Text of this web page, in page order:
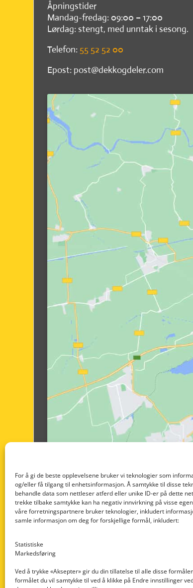
For å gi de beste opplevelsene bruker vi teknologier som
og/eller få tilgang til enhetsinformasjon. Å samtykke til disse
behandle data som nettleser atferd eller unike ID-er på dette
trekke tilbake samtykke kan ha negativ innvirkning på visse
våre forretningspartnere bruker teknologier, inkludert
samle informasjon om deg for forskjellige formål, inkludert:
Statistiske
Markedsføring
Ved å trykke «Aksepter» gir du din tillatelse til alle disse
formålet du vil samtykke til ved å klikke på Endre innstillinger
Åpningstider
Mandag-fredag: 09:00 – 17:00
Lørdag: stengt, med unntak i sesong.
Telefon: 55 52 52 00
Epost: post@dekkogdeler.com
Nedre Nøttveit 60, 5238 Rådal